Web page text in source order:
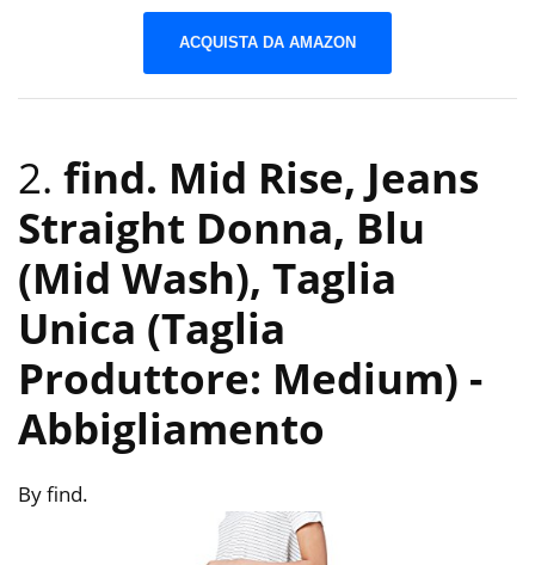
ACQUISTA DA AMAZON
2. find. Mid Rise, Jeans
Straight Donna, Blu
(Mid Wash), Taglia
Unica (Taglia
Produttore: Medium) -
Abbigliamento
By find.